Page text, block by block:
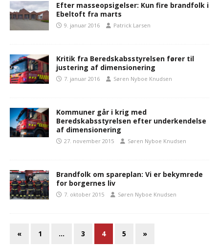
Efter masseopsigelser: Kun fire brandfolk i
Ebeltoft fra marts
9. januar 2016 Patrick Larsen
Kritik fra Beredskabsstyrelsen fører til
justering af dimensionering
7. januar 2016 Søren Nyboe Knudsen
Kommuner går i krig med
Beredskabsstyrelsen efter underkendelse
af dimensionering
27. november 2015 Søren Nyboe Knudsen
Brandfolk om spareplan: Vi er bekymrede
for borgernes liv
7. oktober 2015 Søren Nyboe Knudsen
« 1 … 3 4 5 »